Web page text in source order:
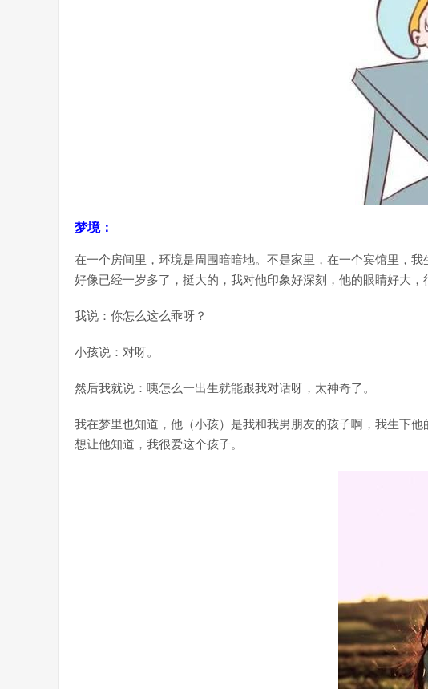
梦境：
在一个房间里，环境是周围暗暗地。不是家里，在一个宾馆里，
好像已经一岁多了，挺大的，我对他印象好深刻，他的眼睛好大，
我说：你怎么这么乖呀？
小孩说：对呀。
然后我就说：咦怎么一出生就能跟我对话呀，太神奇了。
我在梦里也知道，他（小孩）是我和我男朋友的孩子啊，我生下
想让他知道，我很爱这个孩子。